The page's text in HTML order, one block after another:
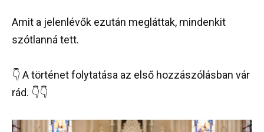
Amit a jelenlévők ezután megláttak, mindenkit
szótlanná tett.
👇 A történet folytatása az első hozzászólásban vár
rád. 👇👇